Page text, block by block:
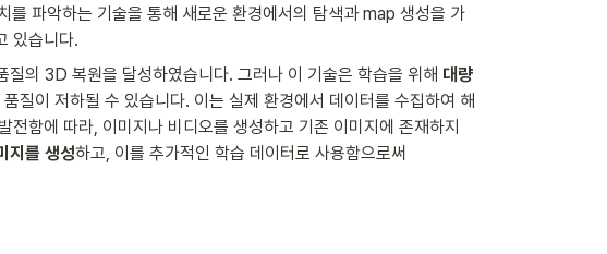
파악하는 기술을 통해 새로운 환경에서의 탐색과 map 생성을 가
있습니다.
의 3D 복원을 달성하였습니다. 그러나 이 기술은 학습을 위해 대량
질이 저하될 수 있습니다. 이는 실제 환경에서 데이터를 수집하여 해
전함에 따라, 이미지나 비디오를 생성하고 기존 이미지에 존재하지
지를 생성하고, 이를 추가적인 학습 데이터로 사용함으로써